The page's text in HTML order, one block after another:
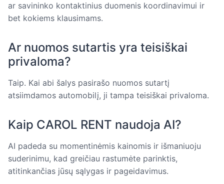
ar savininko kontaktinius duomenis koordinavimui ir
bet kokiems klausimams.
Ar nuomos sutartis yra teisiškai
privaloma?
Taip. Kai abi šalys pasirašo nuomos sutartį
atsiimdamos automobilį, ji tampa teisiškai privaloma.
Kaip CAROL RENT naudoja AI?
AI padeda su momentinėmis kainomis ir išmaniuoju
suderinimu, kad greičiau rastumėte parinktis,
atitinkančias jūsų sąlygas ir pageidavimus.